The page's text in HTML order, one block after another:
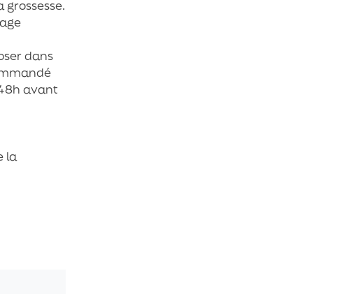
dans
avant
la